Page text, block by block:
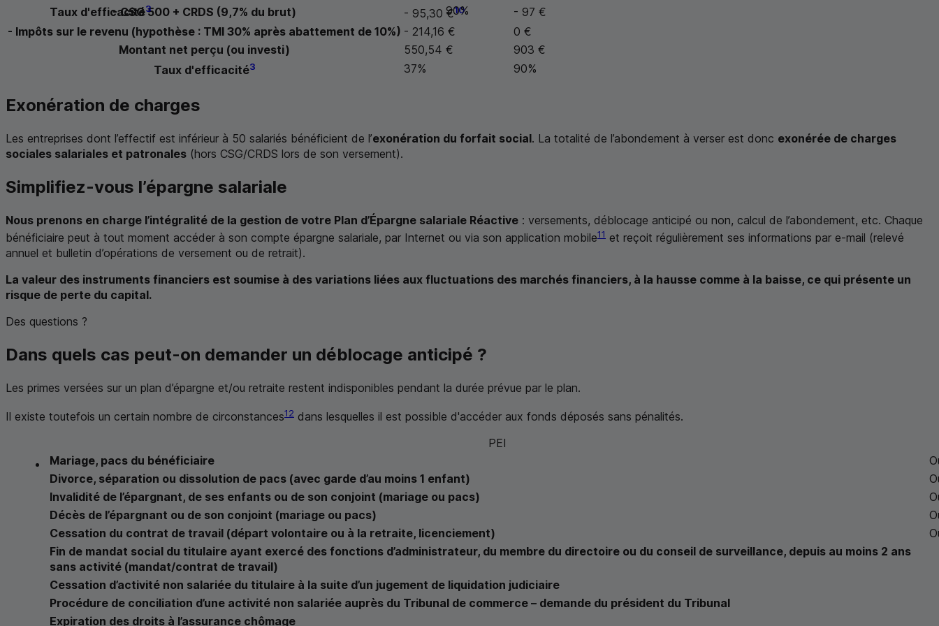
Taux d'efficacité3 90%
-CSG500 + CRDS (9,7% du brut) - 95,30 €10
- 97 €
- Impôts sur le revenu (hypothèse : TMI 30% après abattement de 10%) - 214,16 €
0 €
Montant net perçu (ou investi)
550,54 €
903 €
Taux d'efficacité3 37% 90%
Exonération de charges
Les entreprises dont l’effectif est inférieur à 50 salariés bénéficient de l’exonération du forfait social. La totalité de l’abondement à verser est donc exonérée de charges
sociales salariales et patronales (hors CSG/CRDS lors de son versement).
Simplifiez-vous l’épargne salariale
Nous prenons en charge l’intégralité de la gestion de votre Plan d’Épargne salariale Réactive : versements, déblocage anticipé ou non, calcul de l’abondement, etc. Chaque
bénéficiaire peut à tout moment accéder à son compte épargne salariale, par Internet ou via son application mobile11 et reçoit régulièrement ses informations par e-mail (relevé
annuel et bulletin d’opérations de versement ou de retrait).
La valeur des instruments financiers est soumise à des variations liées aux fluctuations des marchés financiers, à la hausse comme à la baisse, ce qui présente un
risque de perte du capital.
Des questions ?
Dans quels cas peut-on demander un déblocage anticipé ?
Les primes versées sur un plan d’épargne et/ou retraite restent indisponibles pendant la durée prévue par le plan.
Il existe toutefois un certain nombre de circonstances12 dans lesquelles il est possible d'accéder aux fonds déposés sans pénalités.
PEI
Mariage, pacs du bénéficiaire
Divorce, séparation ou dissolution de pacs (avec garde d’au moins 1 enfant)
Invalidité de l’épargnant, de ses enfants ou de son conjoint (mariage ou pacs)
Décès de l’épargnant ou de son conjoint (mariage ou pacs)
Cessation du contrat de travail (départ volontaire ou à la retraite, licenciement)
Fin de mandat social du titulaire ayant exercé des fonctions d’administrateur, du membre du directoire ou du conseil de surveillance, depuis au moins 2 ans
sans activité (mandat/contrat de travail)
Cessation d’activité non salariée du titulaire à la suite d’un jugement de liquidation judiciaire
Procédure de conciliation d’une activité non salariée auprès du Tribunal de commerce – demande du président du Tribunal
Expiration des droits à l’assurance chômage